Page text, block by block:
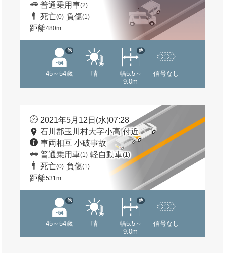
普通乗用車(2)
死亡(0) 負傷(1)
距離480m
45～54歳
他
晴
幅5.5～
9.0m
他
信号なし
2021年5月12日(水)07:28
石川郡玉川村大字小高 付近
車両相互 小破事故
普通乗用車(1) 軽自動車(1)
死亡(0) 負傷(1)
距離531m
45～54歳
他
晴
幅5.5～
9.0m
他
信号なし